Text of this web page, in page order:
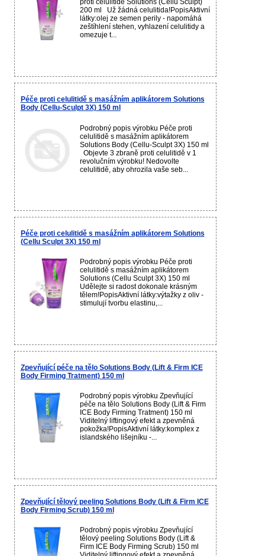
proti celulitidě Solutions (Cellu Sculpt)
200 ml Už žádná celulitida!PopisAktivní
látky:olej ze semen perily - napomáhá
zeštíhlení stehen, vyhlazení celulitidy a
omezuje t...
Péče proti celulitidě s masážním aplikátorem Solutions
Body (Cellu-Sculpt 3X) 150 ml
Podrobný popis výrobku Péče proti
celulitidě s masážním aplikátorem
Solutions Body (Cellu-Sculpt 3X) 150 ml
Objevte 3 zbraně proti celulitidě v 1
revolučním výrobku! Nedovolte
celulitidě, aby ohrozila vaše seb...
Péče proti celulitidě s masážním aplikátorem Solutions
(Cellu Sculpt 3X) 150 ml
Podrobný popis výrobku Péče proti
celulitidě s masážním aplikátorem
Solutions (Cellu Sculpt 3X) 150 ml
Udělejte si radost dokonale krásným
tělem!PopisAktivní látky:výtažky z oliv -
stimulují tvorbu elastinu,...
Zpevňující péče na tělo Solutions Body (Lift & Firm ICE
Body Firming Tratment) 150 ml
Podrobný popis výrobku Zpevňující
péče na tělo Solutions Body (Lift & Firm
ICE Body Firming Tratment) 150 ml
Viditelný liftingový efekt a zpevněná
pokožka!PopisAktivní látky:komplex z
islandského lišejníku -...
Zpevňující tělový peeling Solutions Body (Lift & Firm ICE
Body Firming Scrub) 150 ml
Podrobný popis výrobku Zpevňující
tělový peeling Solutions Body (Lift &
Firm ICE Body Firming Scrub) 150 ml